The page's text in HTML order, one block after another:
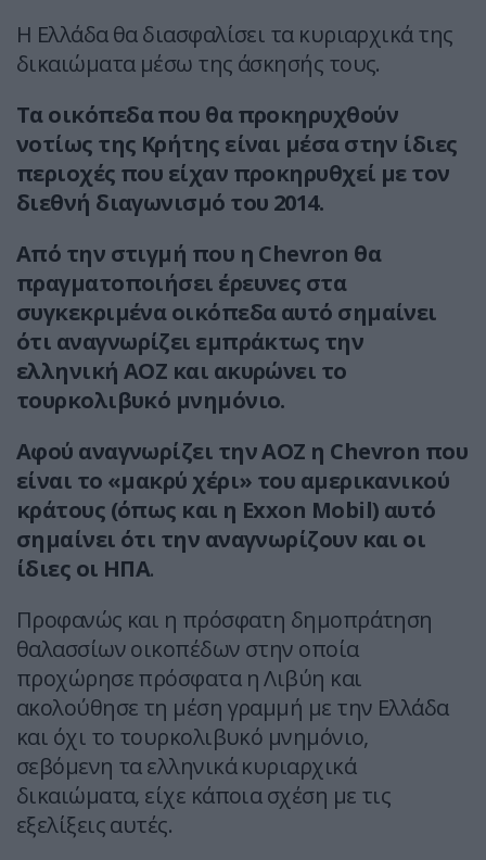
Η Ελλάδα θα διασφαλίσει τα κυριαρχικά της
δικαιώματα μέσω της άσκησής τους.
Τα οικόπεδα που θα προκηρυχθούν
νοτίως της Κρήτης είναι μέσα στην ίδιες
περιοχές που είχαν προκηρυθχεί με τον
διεθνή διαγωνισμό του 2014.
Από την στιγμή που η Chevron θα
πραγματοποιήσει έρευνες στα
συγκεκριμένα οικόπεδα αυτό σημαίνει
ότι αναγνωρίζει εμπράκτως την
ελληνική ΑΟΖ και ακυρώνει το
τουρκολιβυκό μνημόνιο.
Αφού αναγνωρίζει την ΑΟΖ η Chevron που
είναι το «μακρύ χέρι» του αμερικανικού
κράτους (όπως και η Exxon Mobil) αυτό
σημαίνει ότι την αναγνωρίζουν και οι
ίδιες οι ΗΠΑ.
Προφανώς και η πρόσφατη δημοπράτηση
θαλασσίων οικοπέδων στην οποία
προχώρησε πρόσφατα η Λιβύη και
ακολούθησε τη μέση γραμμή με την Ελλάδα
και όχι το τουρκολιβυκό μνημόνιο,
σεβόμενη τα ελληνικά κυριαρχικά
δικαιώματα, είχε κάποια σχέση με τις
εξελίξεις αυτές.